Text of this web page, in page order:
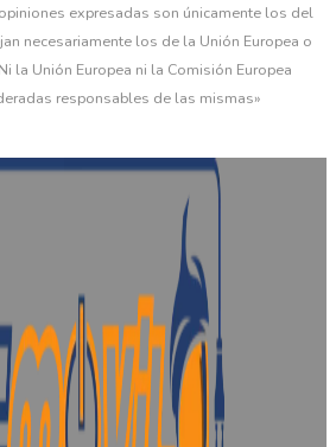
expresadas son únicamente los del
necesariamente los de la Unión Europea o
la Unión Europea ni la Comisión Europea
responsables de las mismas»